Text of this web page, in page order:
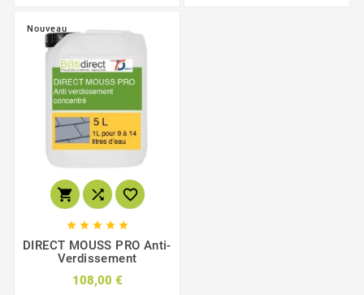
Nouveau
  
    
DIRECT MOUSS PRO Anti-
Verdissement
108,00 €